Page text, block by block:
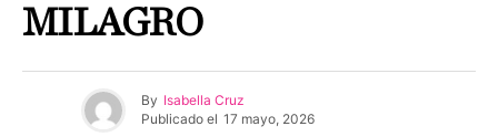
MILAGRO
By Isabella Cruz
Publicado el 17 mayo, 2026